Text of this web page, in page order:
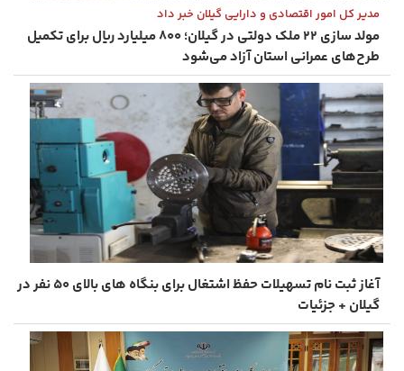
مدیر کل امور اقتصادی و دارایی گیلان خبر داد
مولد سازی ۲۲ ملک دولتی در گیلان؛ ۸۰۰ میلیارد ریال برای تکمیل
طرح‌های عمرانی استان آزاد می‌شود
آغاز ثبت ‌نام تسهیلات حفظ اشتغال برای بنگاه‌ های بالای ۵۰ نفر در
گیلان + جزئیات